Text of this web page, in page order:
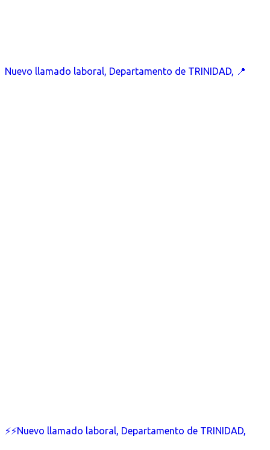
Nuevo llamado laboral, Departamento de TRINIDAD, 📍
⚡⚡Nuevo llamado laboral, Departamento de TRINIDAD,